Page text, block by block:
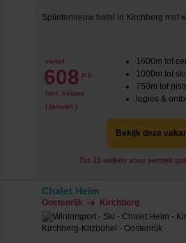
Splinternieuw hotel in Kirchberg met
vanaf
608 p.p.
incl. skipas
( januari )
1600m tot
1000m tot
750m tot
logies &
Bekijk deze
Tot 10 weken voor vertrek
Chalet Heim
Oostenrijk Kirchberg